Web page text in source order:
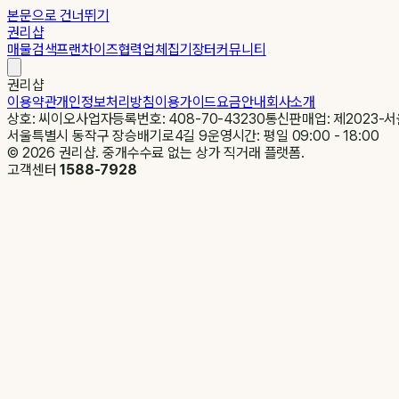
본문으로 건너뛰기
권리샵
매물검색프랜차이즈협력업체집기장터커뮤니티
권리샵
이용약관개인정보처리방침이용가이드요금안내회사소개
상호: 씨이오사업자등록번호: 408-70-43230통신판매업: 제2023-
서울특별시 동작구 장승배기로4길 9운영시간: 평일 09:00 - 18:00
© 2026 권리샵. 중개수수료 없는 상가 직거래 플랫폼.
고객센터1588-7928